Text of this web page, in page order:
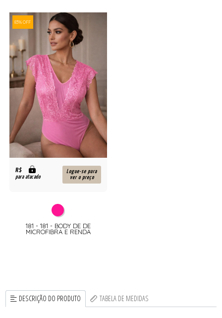
83% OFF
R$
para atacado
Logue-se para
ver o preço
181 - 181 - BODY DE DE
MICROFIBRA E RENDA
DESCRIÇÃO DO PRODUTO TABELA DE MEDIDAS